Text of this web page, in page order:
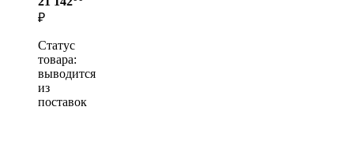
₽
Статус
товара:
выводится
из
поставок